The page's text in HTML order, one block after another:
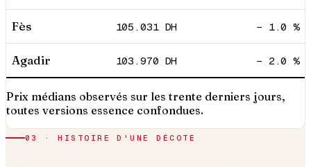
Fès 105.031DH − 1.0 %
Agadir 103.970 DH − 2.0 %
Prix médians observés sur les trente derniers jours,
toutes versions essence confondues.
03 · HISTOIRE D'UNE DÉCOTE